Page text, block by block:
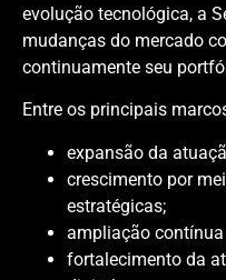
evolução tecnológica, a
mudanças do mercado
continuamente seu
Entre os principais
expansão da
crescimento por
estratégicas;
ampliação
fortalecimento da